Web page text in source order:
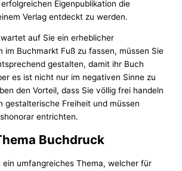
Eigenpublikation die
Verlag entdeckt zu werden.
auf Sie ein erheblicher
im Buchmarkt Fuß zu fassen, müssen Sie
gestalten, damit ihr Buch
es ist nicht nur im negativen Sinne zu
den Vorteil, dass Sie völlig frei handeln
gestalterische Freiheit und müssen
entrichten.
Buchdruck
ein umfangreiches Thema, welcher für